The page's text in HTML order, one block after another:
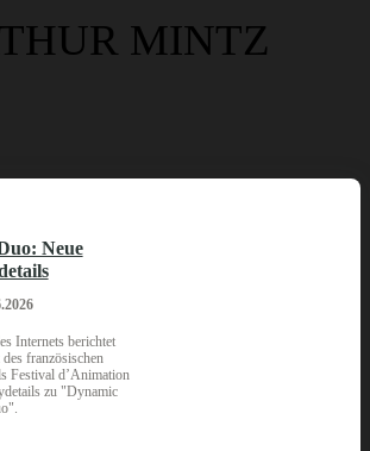
MINTZ
Neue
Internets berichtet
französischen
Festival d’Animation
zu "Dynamic